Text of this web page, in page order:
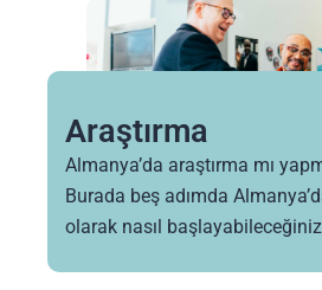
Araştırma
Almanya’da araştırma mı
Burada beş adımda
olarak nasıl